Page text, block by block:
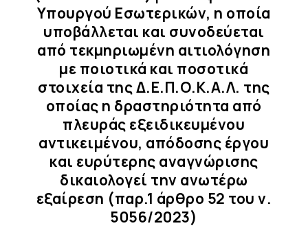
Υπουργού Εσωτερικών, η οποία
υποβάλλεται και συνοδεύεται
από τεκμηριωμένη αιτιολόγηση
με ποιοτικά και ποσοτικά
στοιχεία της Δ.Ε.Π.Ο.Κ.Α.Λ. της
οποίας η δραστηριότητα από
πλευράς εξειδικευμένου
αντικειμένου, απόδοσης έργου
και ευρύτερης αναγνώρισης
δικαιολογεί την ανωτέρω
εξαίρεση (παρ.1 άρθρο 52 του ν.
5056/2023)